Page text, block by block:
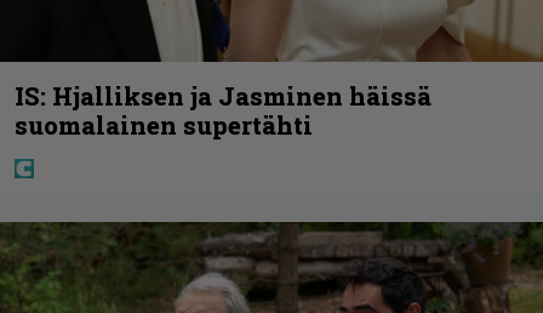
IS: Hjalliksen ja Jasminen häissä
suomalainen supertähti